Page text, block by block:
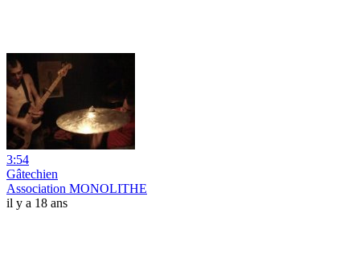
3:54
Gâtechien
Association MONOLITHE
il y a 18 ans